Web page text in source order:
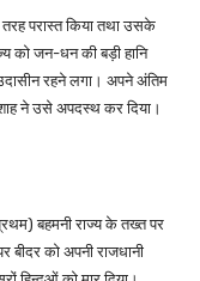
तरह परास्त किया तथा उसके
को जन-धन की बड़ी हानि
रहने लगा। अपने अंतिम
ने उसे अपदस्थ कर दिया।
बहमनी राज्य के तख्त पर
को अपनी राजधानी